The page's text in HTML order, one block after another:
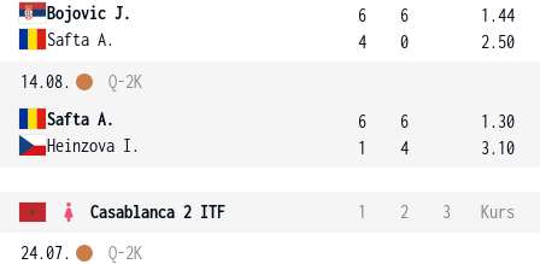
Bojovic J.
Safta A.
6
4
6
0
1.44
2.50
14.08.
Safta A.
Heinzova I.
Q-2K
6
1
6
4
1.30
3.10
Casablanca 2 ITF 1 2 3
Kurs
24.07.
Q-2K